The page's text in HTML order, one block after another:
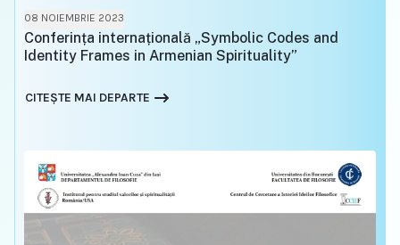
08 NOIEMBRIE 2023
Conferința internațională „Symbolic Codes and
Identity Frames in Armenian Spirituality”
CITEȘTE MAI DEPARTE